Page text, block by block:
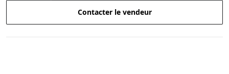
Contacter le vendeur